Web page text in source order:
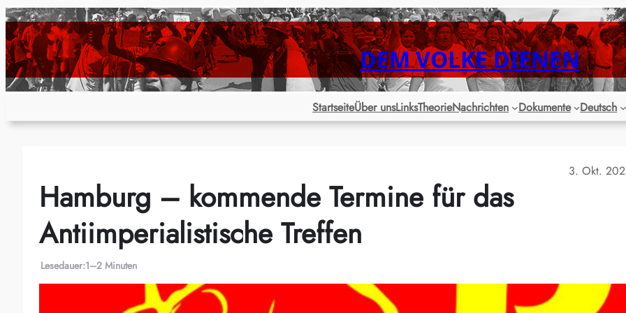
Zum
Inhalt
springen
DEM VOLKE DIENEN
StartseiteÜber unsLinksTheorieNachrichten Dokumente Deutsch
3. Okt.
Hamburg – kommende Termine für das
Antiimperialistische Treffen
Lesedauer:1–2 Minuten